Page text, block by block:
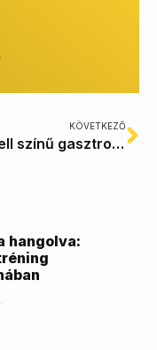
KÖVETKEZŐ
Pasztell színű gasztronómia
hangolva: